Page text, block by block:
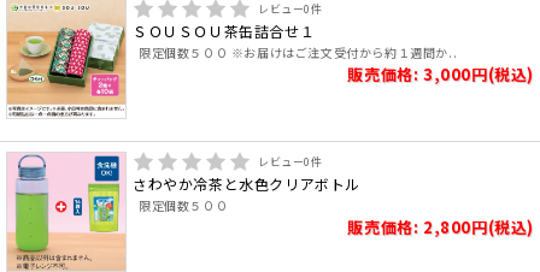
レビュー0件
ＳＯＵＳＯＵ茶缶詰合せ１
限定個数５００ ※お届けはご注文受付から約１週間か..
販売価格: 3,000円(税込)
レビュー0件
さわやか冷茶と水色クリアボトル
限定個数５００
販売価格: 2,800円(税込)